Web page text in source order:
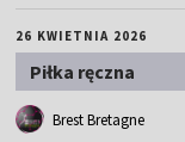
26 KWIETNIA 2026
Piłka ręczna
Brest Bretagne